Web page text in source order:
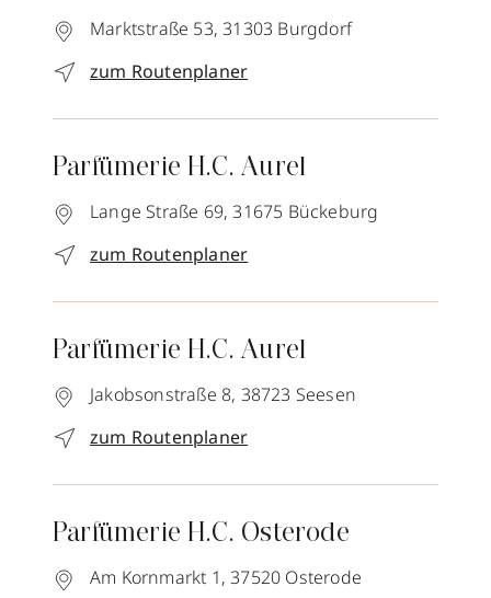
Marktstraße 53, 31303 Burgdorf
zum Routenplaner
Parfümerie H.C. Aurel
Lange Straße 69, 31675 Bückeburg
zum Routenplaner
Parfümerie H.C. Aurel
Jakobsonstraße 8, 38723 Seesen
zum Routenplaner
Parfümerie H.C. Osterode
Am Kornmarkt 1, 37520 Osterode